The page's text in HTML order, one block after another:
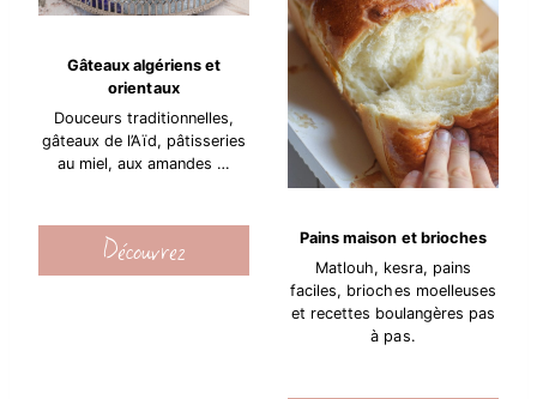
Gâteaux algériens et
orientaux
Douceurs traditionnelles,
gâteaux de l’Aïd, pâtisseries
au miel, aux amandes …
Découvrez
Pains maison et brioches
Matlouh, kesra, pains
faciles, brioches moelleuses
et recettes boulangères pas
à pas.